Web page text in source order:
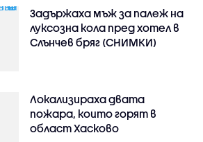
Задържаха мъж за палеж на
луксозна кола пред хотел в
Слънчев бряг (СНИМКИ)
Локализираха двата
пожара, които горят в
област Хасково